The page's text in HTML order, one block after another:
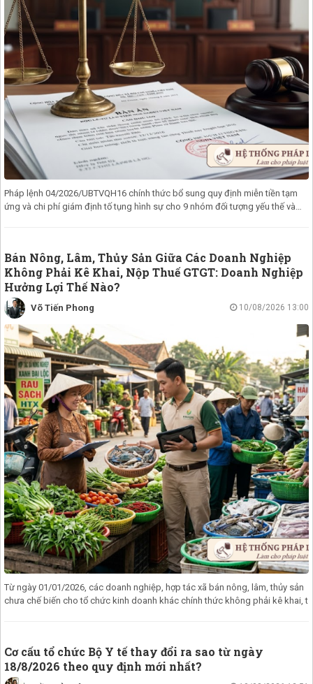
Pháp lệnh 04/2026/UBTVQH16 chính thức bổ sung quy định miễn tiền tạm
ứng và chi phí giám định tố tụng hình sự cho 9 nhóm đối tượng yếu thế và
Bán Nông, Lâm, Thủy Sản Giữa Các Doanh Nghiệp
Không Phải Kê Khai, Nộp Thuế GTGT: Doanh Nghiệp
Hưởng Lợi Thế Nào?
Từ ngày 01/01/2026, các doanh nghiệp, hợp tác xã bán nông, lâm, thủy sản
chưa chế biến cho tổ chức kinh doanh khác chính thức không phải kê khai, t
Võ Tiến Phong 10/08/2026 13:00
Cơ cấu tổ chức Bộ Y tế thay đổi ra sao từ ngày
18/8/2026 theo quy định mới nhất?